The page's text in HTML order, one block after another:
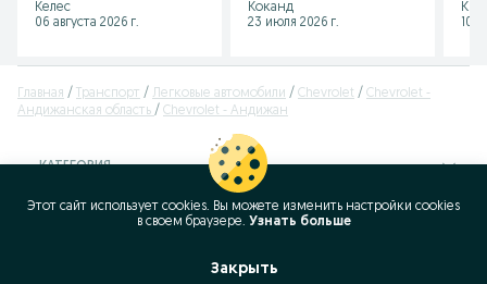
Келес
06 августа 2026 г.
Коканд
23 июля 2026 г.
10
Главная Транспорт Легковые автомобили Chevrolet
Chevrolet -
Андижанская область
Chevrolet - Андижан
КАТЕГОРИЯ
Этот сайт использует cookies. Вы можете изменить настройки cookies
в своeм браузере. Узнать больше
Закрыть